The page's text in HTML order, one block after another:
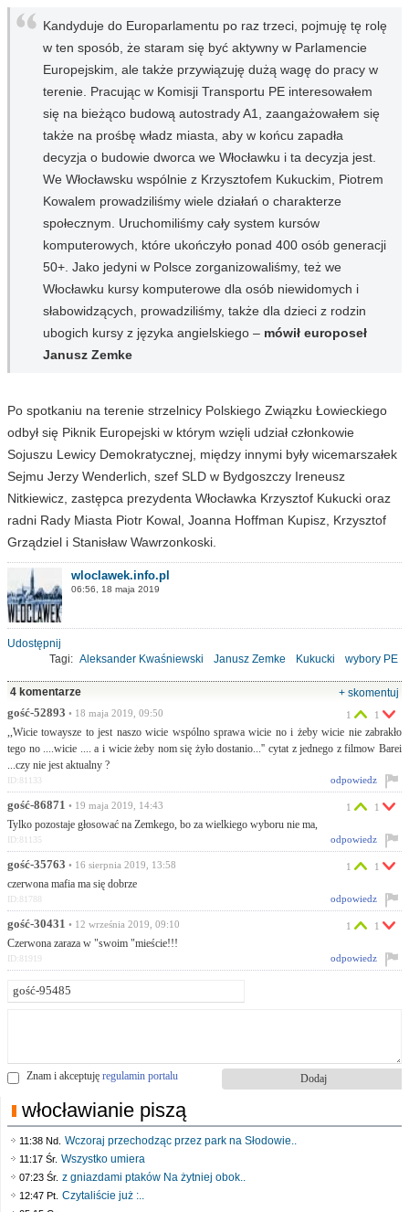
Kandyduje do Europarlamentu po raz trzeci, pojmuję tę rolę
w ten sposób, że staram się być aktywny w Parlamencie
Europejskim, ale także przywiązuję dużą wagę do pracy w
terenie. Pracując w Komisji Transportu PE interesowałem
się na bieżąco budową autostrady A1, zaangażowałem się
także na prośbę władz miasta, aby w końcu zapadła
decyzja o budowie dworca we Włocławku i ta decyzja jest.
We Włocławsku wspólnie z Krzysztofem Kukuckim, Piotrem
Kowalem prowadziliśmy wiele działań o charakterze
społecznym. Uruchomiliśmy cały system kursów
komputerowych, które ukończyło ponad 400 osób generacji
50+. Jako jedyni w Polsce zorganizowaliśmy, też we
Włocławku kursy komputerowe dla osób niewidomych i
słabowidzących, prowadziliśmy, także dla dzieci z rodzin
ubogich kursy z języka angielskiego – mówił europoseł
Janusz Zemke
Po spotkaniu na terenie strzelnicy Polskiego Związku Łowieckiego
odbył się Piknik Europejski w którym wzięli udział członkowie
Sojuszu Lewicy Demokratycznej, między innymi były wicemarszałek
Sejmu Jerzy Wenderlich, szef SLD w Bydgoszczy Ireneusz
Nitkiewicz, zastępca prezydenta Włocławka Krzysztof Kukucki oraz
radni Rady Miasta Piotr Kowal, Joanna Hoffman Kupisz, Krzysztof
Grządziel i Stanisław Wawrzonkoski.
wloclawek.info.pl
06:56, 18 maja 2019
Udostępnij
Tagi: Aleksander Kwaśniewski Janusz Zemke Kukucki
wybory PE
SLD
Włocławek
4 komentarze
+ skomentuj
gość-52893 • 18 maja 2019, 09:50
,,Wicie towaysze to jest naszo wicie wspólno sprawa wicie no i żeby wicie nie zabrakło
tego no ....wicie .... a i wicie żeby nom się żyło dostanio...'' cytat z jednego z filmow Barei
...czy nie jest aktualny ?
1 1
odpowiedz
ID:81133
gość-86871 • 19 maja 2019, 14:43
Tylko pozostaje głosować na Zemkego, bo za wielkiego wyboru nie ma,
1 1
odpowiedz
ID:81135
gość-35763 • 16 sierpnia 2019, 13:58
czerwona mafia ma się dobrze
1 1
odpowiedz
ID:81788
gość-30431 • 12 września 2019, 09:10
Czerwona zaraza w "swoim "mieście!!!
1 1
odpowiedz
ID:81919
Znam i akceptuję regulamin portalu
włocławianie piszą
11:38 Nd. Wczoraj przechodząc przez park na Słodowie..
11:17 Śr. Wszystko umiera
07:23 Śr. z gniazdami ptaków Na żytniej obok..
12:47 Pt. Czytaliście już :..